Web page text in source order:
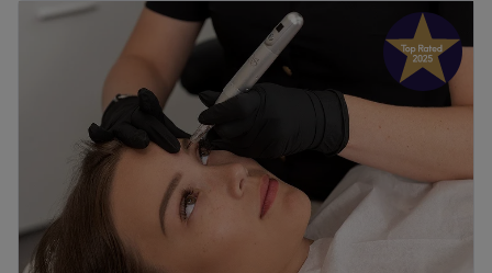
Especializados em: beleza
Go to venue
Terça-feira
20:00
Quarta-feira
20:00
Quinta-feira
20:00
Sexta-feira
09:00
20:00
Sábado
09:00
Domingo
09:00 20:00
Go to venue